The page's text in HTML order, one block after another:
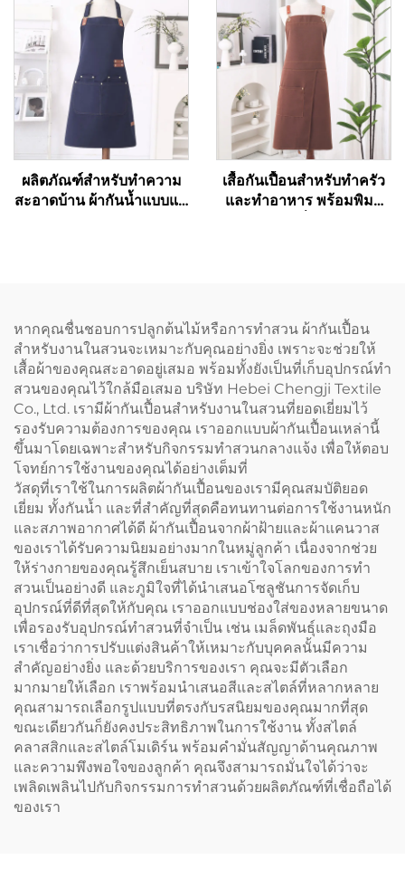
แบบปรับความยาวได้ เหมาะ
สำหรับพนักงานเสิร์ฟ
แบบคาดเอว มีพื้นที่ปรับแต่ง
โลโก้ตามต้องการ
ผลิตภัณฑ์สำหรับทำความ
สะอาดบ้าน ผ้ากันน้ำแบบแค
อาหารและโรงแรม สำหรับ
เชฟ
เสื้อกันเปื้อนสำหรับทำครัว
และทำอาหาร พร้อมพิมพ์
หากคุณชื่นชอบการปลูกต้นไม้หรือการทำสวน ผ้ากันเปื้อน
สำหรับงานในสวนจะเหมาะกับคุณอย่างยิ่ง เพราะจะช่วยให้
เสื้อผ้าของคุณสะอาดอยู่เสมอ พร้อมทั้งยังเป็นที่เก็บอุปกรณ์ทำ
สวนของคุณไว้ใกล้มือเสมอ บริษัท Hebei Chengji Textile
Co., Ltd. เรามีผ้ากันเปื้อนสำหรับงานในสวนที่ยอดเยี่ยมไว้
รองรับความต้องการของคุณ เราออกแบบผ้ากันเปื้อนเหล่านี้
ขึ้นมาโดยเฉพาะสำหรับกิจกรรมทำสวนกลางแจ้ง เพื่อให้ตอบ
โจทย์การใช้งานของคุณได้อย่างเต็มที่
วัสดุที่เราใช้ในการผลิตผ้ากันเปื้อนของเรามีคุณสมบัติยอด
เยี่ยม ทั้งกันน้ำ และที่สำคัญที่สุดคือทนทานต่อการใช้งานหนัก
และสภาพอากาศได้ดี ผ้ากันเปื้อนจากผ้าฝ้ายและผ้าแคนวาส
ของเราได้รับความนิยมอย่างมากในหมู่ลูกค้า เนื่องจากช่วย
ให้ร่างกายของคุณรู้สึกเย็นสบาย เราเข้าใจโลกของการทำ
สวนเป็นอย่างดี และภูมิใจที่ได้นำเสนอโซลูชันการจัดเก็บ
อุปกรณ์ที่ดีที่สุดให้กับคุณ เราออกแบบช่องใส่ของหลายขนาด
เพื่อรองรับอุปกรณ์ทำสวนที่จำเป็น เช่น เมล็ดพันธุ์และถุงมือ
เราเชื่อว่าการปรับแต่งสินค้าให้เหมาะกับบุคคลนั้นมีความ
สำคัญอย่างยิ่ง และด้วยบริการของเรา คุณจะมีตัวเลือก
มากมายให้เลือก เราพร้อมนำเสนอสีและสไตล์ที่หลากหลาย
คุณสามารถเลือกรูปแบบที่ตรงกับรสนิยมของคุณมากที่สุด
ขณะเดียวกันก็ยังคงประสิทธิภาพในการใช้งาน ทั้งสไตล์
คลาสสิกและสไตล์โมเดิร์น พร้อมคำมั่นสัญญาด้านคุณภาพ
และความพึงพอใจของลูกค้า คุณจึงสามารถมั่นใจได้ว่าจะ
เพลิดเพลินไปกับกิจกรรมการทำสวนด้วยผลิตภัณฑ์ที่เชื่อถือได้
ของเรา